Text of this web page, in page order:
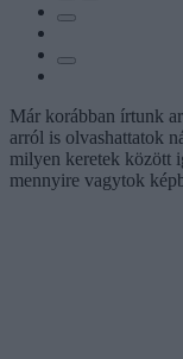
Már korábban írtunk
arról is olvashattatok
milyen keretek között
mennyire vagytok